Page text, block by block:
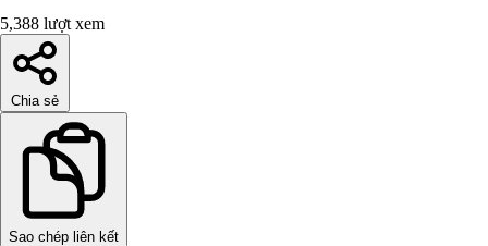
5,388 lượt xem
Chia sẻ
Sao chép liên kết